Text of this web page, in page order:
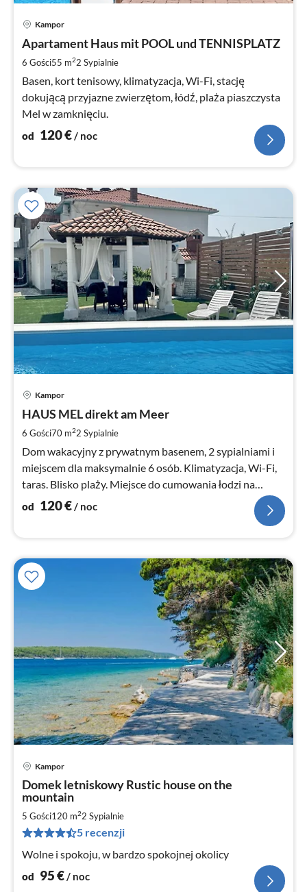
Kampor
Apartament Haus mit POOL und TENNISPLATZ
6 Gości55 m22 Sypialnie
Basen, kort tenisowy, klimatyzacja, Wi-Fi, stację
dokującą przyjazne zwierzętom, łódź, plaża piaszczysta
Mel w zamknięciu.
od 120€/ noc
Kampor
HAUS MEL direkt am Meer
6 Gości70 m22 Sypialnie
Dom wakacyjny z prywatnym basenem, 2 sypialniami i
miejscem dla maksymalnie 6 osób. Klimatyzacja, Wi-Fi,
taras. Blisko plaży. Miejsce do cumowania łodzi na
życzenie.
od 120€/ noc
Kampor
Domek letniskowy Rustic house on the
mountain
5 Gości120 m22 Sypialnie
5 recenzji
Wolne i spokoju, w bardzo spokojnej okolicy
od 95€/ noc